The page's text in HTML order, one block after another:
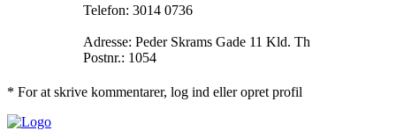
Telefon: 3014 0736
Adresse: Peder Skrams Gade 11 Kld. Th
Postnr.: 1054
* For at skrive kommentarer, log ind eller opret profil